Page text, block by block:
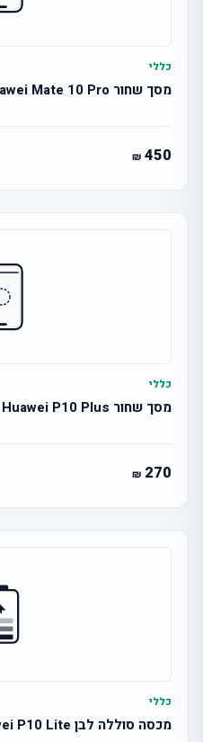
כללי
מסך שחור Huawei Mate 10 Pro
450
כללי
מסך שחור Huawei P10 Plus
270
כללי
מכסה סוללה לבן Huawei P10 Lite